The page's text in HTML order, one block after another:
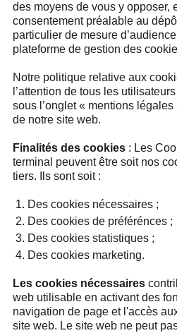
des moyens de vous y opposer,
consentement préalable au
particulier de mesure
plateforme de gestion des
Notre politique relative aux
l’attention de tous les
sous l’onglet « mentions
de notre site web.
Finalités des cookies: Les
terminal peuvent être soit nos
tiers. Ils sont soit :
Des cookies nécessaires ;
Des cookies de préférénces ;
Des cookies statistiques ;
Des cookies marketing.
Les cookies nécessaires
web utilisable en activant des
navigation de page et l'accès
site web. Le site web ne peut